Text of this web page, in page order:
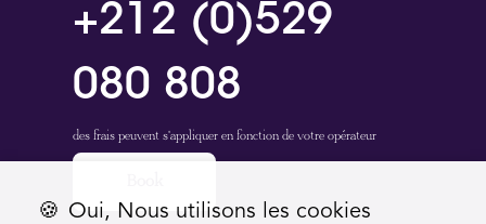
+212 (0)529
080 808
des frais peuvent s'appliquer en fonction de votre opérateur
🍪 Oui, Nous utilisons les cookies